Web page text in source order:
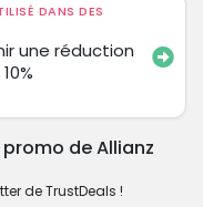
DANS DES
une réduction
de Allianz
de TrustDeals !